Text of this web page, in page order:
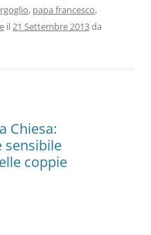
, papa francesco,
il21 Settembre 2013da
Chiesa:
sensibile
coppie